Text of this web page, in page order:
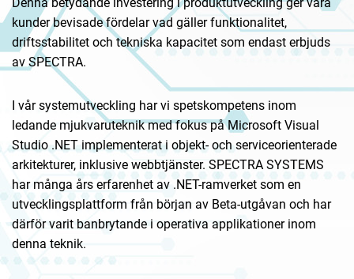
kunder bevisade fördelar vad gäller funktionalitet,
driftsstabilitet och tekniska kapacitet som endast erbjuds
av SPECTRA.
I vår systemutveckling har vi spetskompetens inom
ledande mjukvaruteknik med fokus på Microsoft Visual
Studio .NET implementerat i objekt- och serviceorienterade
arkitekturer, inklusive webbtjänster. SPECTRA SYSTEMS
har många års erfarenhet av .NET-ramverket som en
utvecklingsplattform från början av Beta-utgåvan och har
därför varit banbrytande i operativa applikationer inom
denna teknik.